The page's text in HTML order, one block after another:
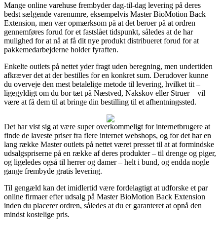
Mange online varehuse frembyder dag-til-dag levering på deres
bedst sælgende varenumre, eksempelvis Master BioMotion Back
Extension, men vær opmærksom på at det beroer på at ordren
gennemføres forud for et fastslået tidspunkt, således at de har
mulighed for at nå at få dit nye produkt distribueret forud for at
pakkemedarbejderne holder fyraften.
Enkelte outlets på nettet yder fragt uden beregning, men undertiden
afkræver det at der bestilles for en konkret sum. Derudover kunne
du overveje den mest betalelige metode til levering, hvilket tit –
ligegyldigt om du bor tæt på Næstved, Nakskov eller Struer – vil
være at få dem til at bringe din bestilling til et afhentningssted.
Det har vist sig at være super overkommeligt for internetbrugere at
finde de laveste priser fra flere internet webshops, og for det har en
lang række Master outlets på nettet været presset til at at formindske
udsalgspriserne på en række af deres produkter – til drenge og piger,
og ligeledes også til herrer og damer – helt i bund, og endda nogle
gange frembyde gratis levering.
Til gengæld kan det imidlertid være fordelagtigt at udforske et par
online firmaer efter udsalg på Master BioMotion Back Extension
inden du placerer ordren, således at du er garanteret at opnå den
mindst kostelige pris.